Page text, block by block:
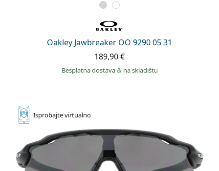
Oakley Jawbreaker OO 9290 05 31
189,90 €
Besplatna dostava& na skladištu
Isprobajtevirtualno